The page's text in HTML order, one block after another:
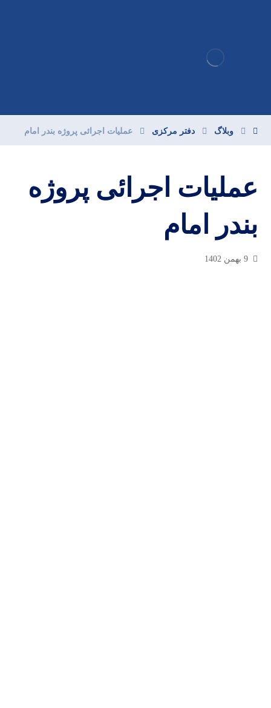
وبلاگ دفتر مرکزی عملیات اجرائی پروژه بندر امام
عملیات اجرائی پروژه
بندر امام
9 بهمن 1402